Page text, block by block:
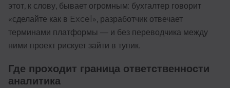
этот, к слову, бывает огромным: бухгалтер говорит
«сделайте как в Excel», разработчик отвечает
терминами платформы — и без переводчика между
ними проект рискует зайти в тупик.
Где проходит граница ответственности
аналитика